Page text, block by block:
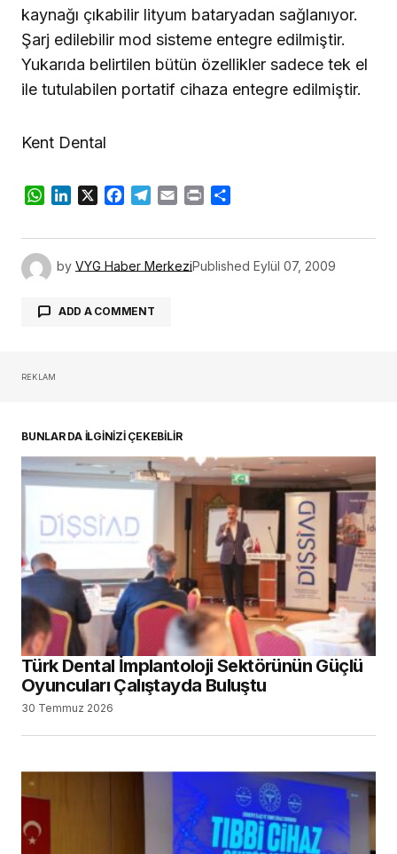
kaynağı çıkabilir lityum bataryadan sağlanıyor.
Şarj edilebilir mod sisteme entegre edilmiştir.
Yukarıda belirtilen bütün özellikler sadece tek el
ile tutulabilen portatif cihaza entegre edilmiştir.
Kent Dental
WhatsApp
LinkedIn
X Facebook
Telegram
Email Print
by VYG Haber MerkeziPublished Eylül 07, 2009
ADD A COMMENT
REKLAM
BUNLAR DA İLGİNİZİ ÇEKEBİLİR
Türk Dental İmplantoloji Sektörünün Güçlü
Oyuncuları Çalıştayda Buluştu
30 Temmuz 2026